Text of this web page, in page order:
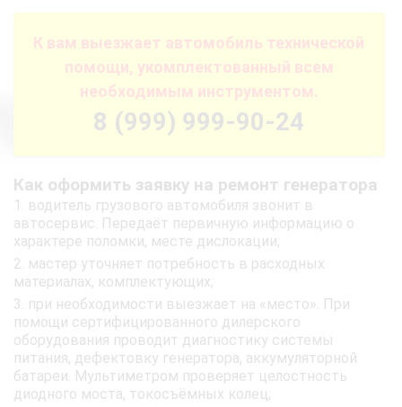
К вам выезжает автомобиль технической
помощи, укомплектованный всем
необходимым инструментом.
8 (999) 999-90-24
Как оформить заявку на ремонт генератора
водитель грузового автомобиля звонит в
автосервис. Передаёт первичную информацию о
характере поломки, месте дислокации;
мастер уточняет потребность в расходных
материалах, комплектующих;
при необходимости выезжает на «место». При
помощи сертифицированного дилерского
оборудования проводит диагностику системы
питания, дефектовку генератора, аккумуляторной
батареи. Мультиметром проверяет целостность
диодного моста, токосъёмных колец;